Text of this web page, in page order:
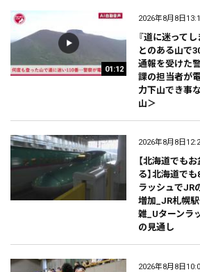
01:12
2026年8月8日
『道に迷って
とのある山で
通報を受けた
課の担当者が
力下山でき事
山＞
2026年8月8日
【北海道でも
る】北海道で
ラッシュでJR
増加_JR札幌
雑_Uターンラ
の見通し
2026年8月8日